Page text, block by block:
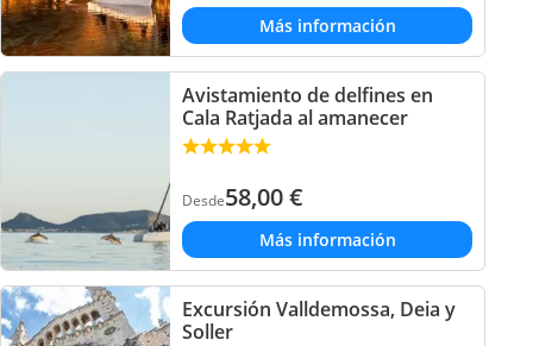
Más información
Avistamiento de delfines en
Cala Ratjada al amanecer
Desde58,00€
Más información
Excursión Valldemossa, Deia y
Soller